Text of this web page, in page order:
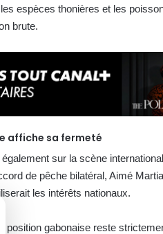
espèces thonières et les
brute.
affiche sa fermeté
sur la scène
de pêche bilatéral, Aimé
les intérêts nationaux.
position gabonaise reste